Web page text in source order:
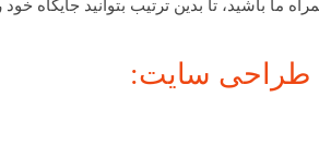
ما باشید، تا بدین ترتیب بتوانید جایگاه